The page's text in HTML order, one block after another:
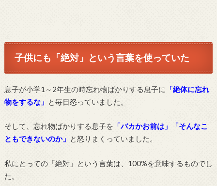
子供にも「絶対」という言葉を使っていた
息子が小学1～2年生の時忘れ物ばかりする息子に
「絶体に忘れ
物をするな」 と毎日怒っていました。
そして、忘れ物ばかりする息子を 「バカかお前は」「そんなこ
ともできないのか」 と怒りまくっていました。
私にとっての「絶対」という言葉は、100%を意味するものでし
た。